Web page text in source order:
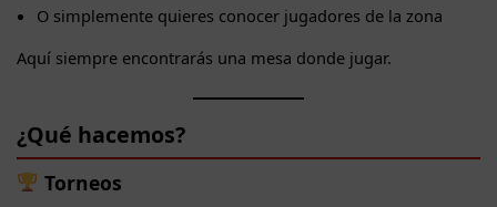
O simplemente quieres conocer jugadores de la zona
Aquí siempre encontrarás una mesa donde jugar.
¿Qué hacemos?
Torneos